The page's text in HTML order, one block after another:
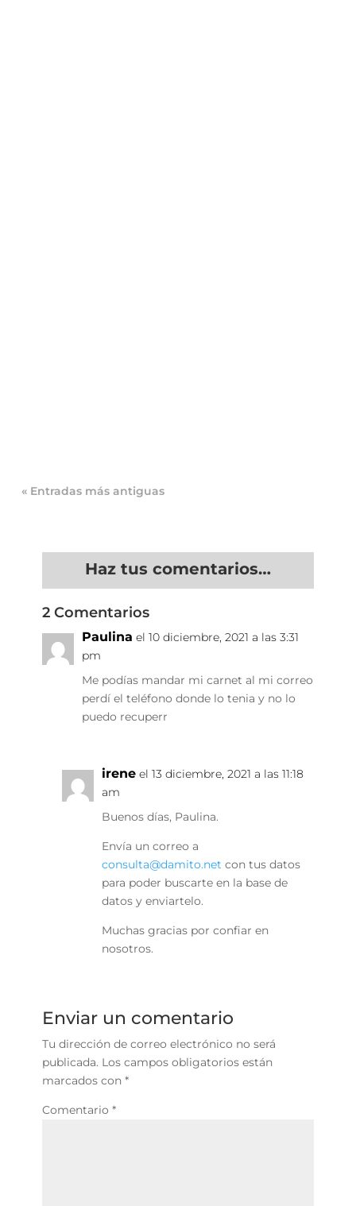
« Entradas más antiguas
Haz tus comentarios…
2 Comentarios
Paulina el 10 diciembre, 2021 a las 3:31
pm
Me podías mandar mi carnet al mi correo
perdí el teléfono donde lo tenia y no lo
puedo recuperr
irene el 13 diciembre, 2021 a las 11:18
am
Buenos días, Paulina.
Envía un correo a
consulta@damito.net con tus datos
para poder buscarte en la base de
datos y enviartelo.
Muchas gracias por confiar en
nosotros.
Enviar un comentario
Tu dirección de correo electrónico no será
publicada. Los campos obligatorios están
marcados con *
Comentario *